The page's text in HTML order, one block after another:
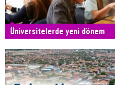
Üniversitelerde yeni dönem